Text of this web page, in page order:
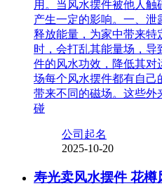
用。当风水摆件被他人
产生一定的影响。一、泄
释放能量，为家中带来特
时，会打乱其能量场，
件的风水功效，降低其对
场每个风水摆件都有自己
带来不同的磁场。这些外
碰
公司起名
2025-10-20
寿光卖风水摆件 花樽